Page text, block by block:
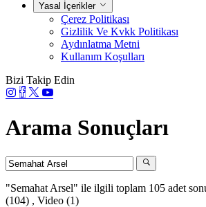
Yasal İçerikler
Çerez Politikası
Gizlilik Ve Kvkk Politikası
Aydınlatma Metni
Kullanım Koşulları
Bizi Takip Edin
Arama Sonuçları
"Semahat Arsel" ile ilgili toplam 105 adet
(104) , Video (1)